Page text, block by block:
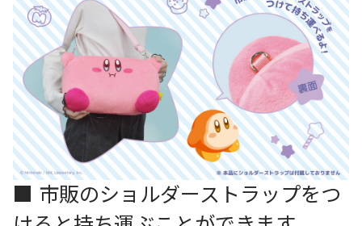
■ 市販のショルダーストラップをつ